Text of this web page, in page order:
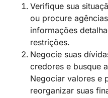
Verifique sua
ou procure
informações
restrições.
Negocie suas
credores e busque
Negociar valores e
reorganizar suas